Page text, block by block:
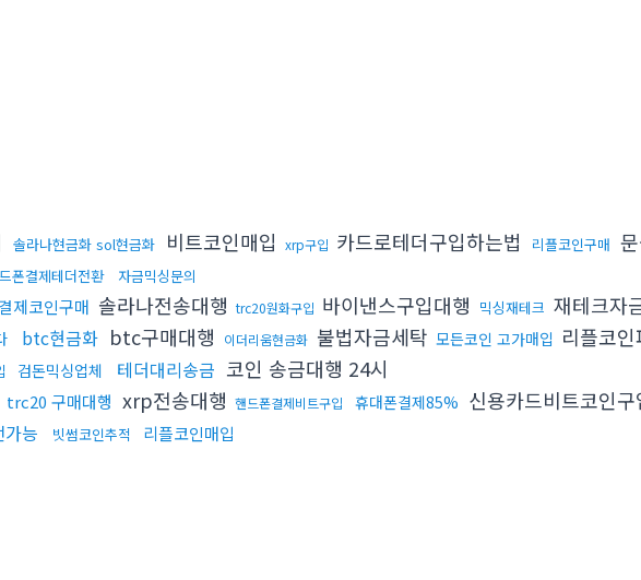
솔라나현금화 sol현금화 비트코인매입 xrp구입 카드로테더구입하는법 리플코인구매
폰결제테더전환 자금믹싱문의
제코인구매 솔라나전송대행 trc20원화구입 바이낸스구입대행 믹싱재테크 재테크자
btc현금화 btc구매대행 이더리움현금화 불법자금세탁 모든코인 고가매입 리플코
검돈믹싱업체 테더대리송금 코인 송금대행 24시
trc20 구매대행 xrp전송대행 핸드폰결제비트구입 휴대폰결제85% 신용카드비트코인구
능 빗썸코인추적 리플코인매입